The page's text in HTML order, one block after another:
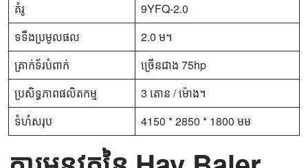
គំរូ
9YFQ-2.0
ទទឹងប្រមូលផល
2.0 ម។
ត្រាក់ទ័របំពាក់
ច្រើនជាង 75hp
ប្រសិទ្ធភាពផលិតកម្ម
3 តោន / ម៉ោង។
ទំហំសរុប
4150 * 2850 * 1800 មម